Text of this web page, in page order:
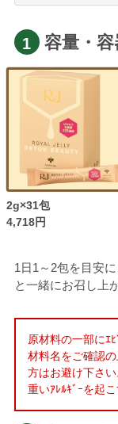
1 容量・容
2g×31包
4,718円
1日1～2包を目安
と一緒にお召し上
原材料の一部にｴ
材料名をご確認
方はお避け下さ
重いｱﾚﾙｷﾞｰを起